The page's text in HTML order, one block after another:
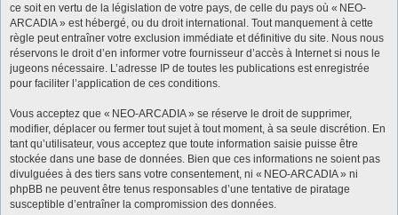
ce soit en vertu de la législation de votre pays, de celle du pays où « NEO-
ARCADIA » est hébergé, ou du droit international. Tout manquement à cette
règle peut entraîner votre exclusion immédiate et définitive du site. Nous nous
réservons le droit d’en informer votre fournisseur d’accès à Internet si nous le
jugeons nécessaire. L’adresse IP de toutes les publications est enregistrée
pour faciliter l’application de ces conditions.
Vous acceptez que « NEO-ARCADIA » se réserve le droit de supprimer,
modifier, déplacer ou fermer tout sujet à tout moment, à sa seule discrétion. En
tant qu’utilisateur, vous acceptez que toute information saisie puisse être
stockée dans une base de données. Bien que ces informations ne soient pas
divulguées à des tiers sans votre consentement, ni « NEO-ARCADIA » ni
phpBB ne peuvent être tenus responsables d’une tentative de piratage
susceptible d’entraîner la compromission des données.